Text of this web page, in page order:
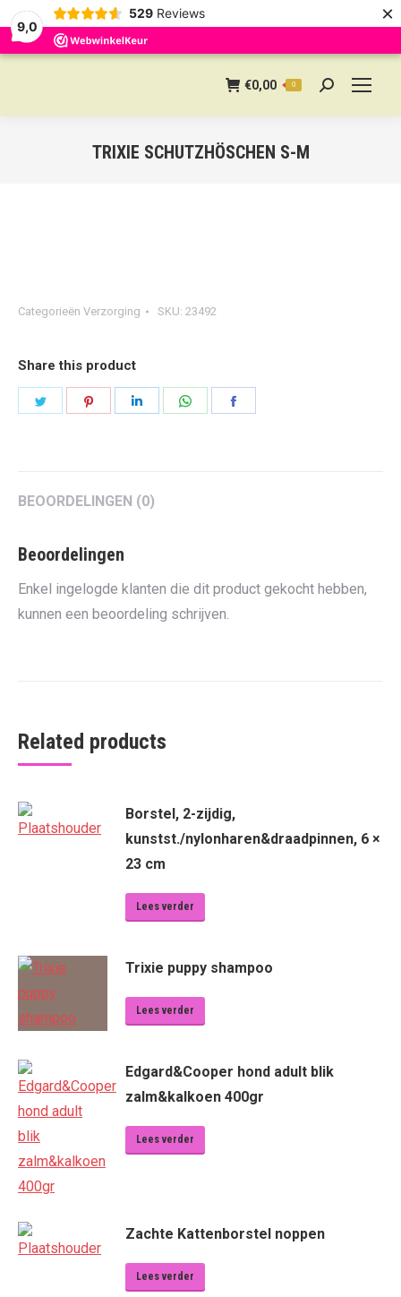
9,0
529 Reviews ×
€0,00 0 Search:
TRIXIE SCHUTZHÖSCHEN S-M
Categorieën Verzorging SKU: 23492
Share this product
BEOORDELINGEN (0)
Beoordelingen
Enkel ingelogde klanten die dit product gekocht hebben,
kunnen een beoordeling schrijven.
Related products
Borstel, 2-zijdig,
kunstst./nylonharen&draadpinnen, 6 ×
23 cm
Lees verder
Trixie puppy shampoo
Lees verder
Edgard&Cooper hond adult blik
zalm&kalkoen 400gr
Lees verder
Zachte Kattenborstel noppen
Lees verder